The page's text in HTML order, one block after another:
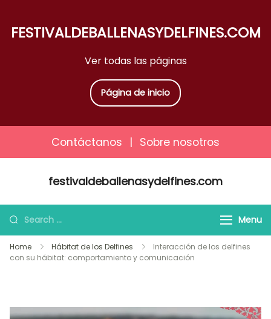
Ver todas las páginas
FESTIVALDEBALLENASYDELFINES.COM
Página de inicio
Contáctanos | Sobre nosotros
festivaldeballenasydelfines.com
Search
for:
Menu
Home Hábitat de los Delfines
Interacción de los delfines
con su hábitat: comportamiento y comunicación